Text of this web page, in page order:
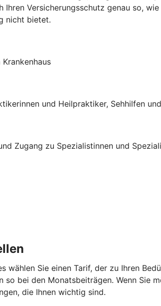
Versicherungsschutz genau so,
nicht bietet.
und Heilpraktiker, Sehhilfen
Zugang zu Spezialistinnen und
wählen Sie einen Tarif, der zu Ihren
bei den Monatsbeiträgen. Wenn Sie
die Ihnen wichtig sind.